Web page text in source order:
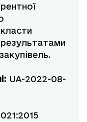
UA-2022-08-